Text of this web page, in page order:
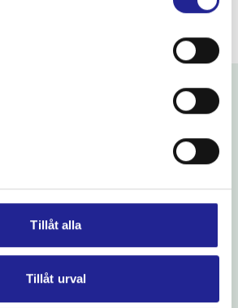
Tillåt alla
Tillåt urval